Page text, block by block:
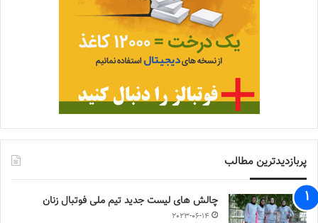
پربازدیدترین مطالب
چالش هاى ليست جدید تيم ملى فوتبال زنان
2023-06-14